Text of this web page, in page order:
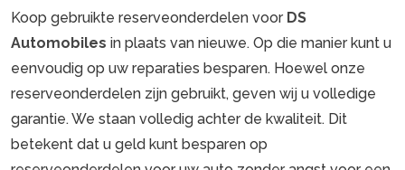
Koop gebruikte reserveonderdelen voor DS
Automobiles in plaats van nieuwe. Op die manier kunt u
eenvoudig op uw reparaties besparen. Hoewel onze
reserveonderdelen zijn gebruikt, geven wij u volledige
garantie. We staan volledig achter de kwaliteit. Dit
betekent dat u geld kunt besparen op